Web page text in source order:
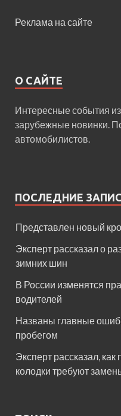
Реклама на сайте
О САЙТЕ
Интересные события
зарубежные новинки.
автомобилистов.
ПОСЛЕДНИЕ
Представлен новый
Эксперт рассказал о
зимних шин
В России изменятся
водителей
Названы главные
пробегом
Эксперт рассказал,
колодки требуют